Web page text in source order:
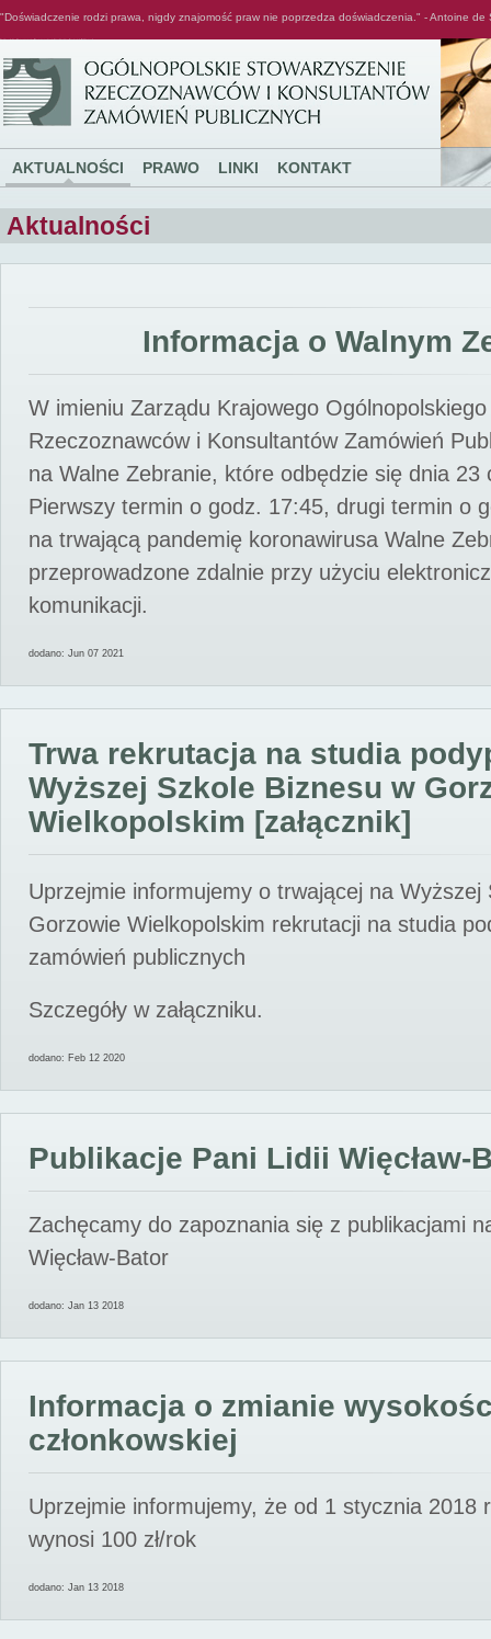
"Doświadczenie rodzi prawa, nigdy znajomość praw nie poprzedza doświadczenia." - Antoine de
AKTUALNOŚCI PRAWO LINKI KONTAKT
Aktualności
Informacja o Walnym
W imieniu Zarządu Krajowego
Rzeczoznawców i Konsultantów Zamówień
na Walne Zebranie, które odbędzie się dnia 23
Pierwszy termin o godz. 17:45, drugi termin o
na trwającą pandemię koronawirusa Walne
przeprowadzone zdalnie przy użyciu
komunikacji.
dodano: Jun 07 2021
Trwa rekrutacja na studia
Wyższej Szkole Biznesu w
Wielkopolskim [załącznik]
Uprzejmie informujemy o trwającej na Wyższej
Gorzowie Wielkopolskim rekrutacji na studia
zamówień publicznych
Szczegóły w załączniku.
dodano: Feb 12 2020
Publikacje Pani Lidii Więcław-
Zachęcamy do zapoznania się z publikacjami
Więcław-Bator
dodano: Jan 13 2018
Informacja o zmianie
członkowskiej
Uprzejmie informujemy, że od 1 stycznia 2018
wynosi 100 zł/rok
dodano: Jan 13 2018